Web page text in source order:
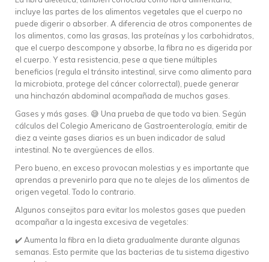
incluye las partes de los alimentos vegetales que el cuerpo no
puede digerir o absorber. A diferencia de otros componentes de
los alimentos, como las grasas, las proteínas y los carbohidratos,
que el cuerpo descompone y absorbe, la fibra no es digerida por
el cuerpo. Y esta resistencia, pese a que tiene múltiples
beneficios (regula el tránsito intestinal, sirve como alimento para
la microbiota, protege del cáncer colorrectal), puede generar
una hinchazón abdominal acompañada de muchos gases.
Gases y más gases. 😅 Una prueba de que todo va bien. Según
cálculos del Colegio Americano de Gastroenterología, emitir de
diez a veinte gases diarios es un buen indicador de salud
intestinal. No te avergüences de ellos.
Pero bueno, en exceso provocan molestias y es importante que
aprendas a prevenirlo para que no te alejes de los alimentos de
origen vegetal. Todo lo contrario.
Algunos consejitos para evitar los molestos gases que pueden
acompañar a la ingesta excesiva de vegetales:
✔️ Aumenta la fibra en la dieta gradualmente durante algunas
semanas. Esto permite que las bacterias de tu sistema digestivo